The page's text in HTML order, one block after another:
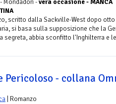
scritto dalla Sackville-West dopo otto
si basa sulla supposizione che la
segreta, abbia sconfitto l'Inghilterra e
Pericoloso - collana
| Romanzo